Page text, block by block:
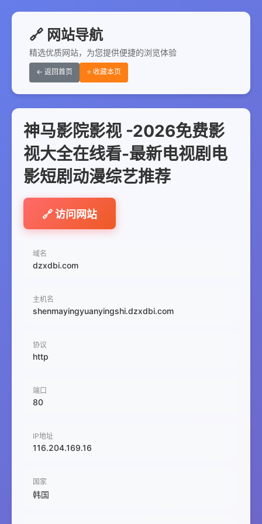
🔗 网站导航
精选优质网站，为您提供便捷的浏览体验
← 返回首页 ⭐ 收藏本页
神马影院影视 -2026免费影
视大全在线看-最新电视剧电
影短剧动漫综艺推荐
🔗 访问网站
域名
dzxdbi.com
主机名
shenmayingyuanyingshi.dzxdbi.com
协议
http
端口
80
IP地址
116.204.169.16
国家
韩国